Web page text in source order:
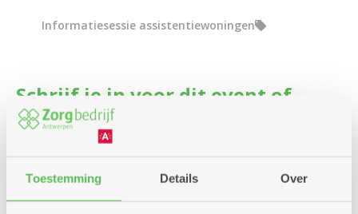
Toestemming Details Over
Informatiesessie assistentiewoningen
Schrijf je in voor dit event of
infosessie
Aantal vrije plaatsen: 16
Inschrijven kan nog tot en met: 28-10-2026